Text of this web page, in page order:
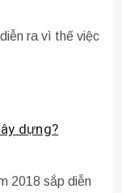
ra vì thế việc
dựng?
2018 sắp diễn